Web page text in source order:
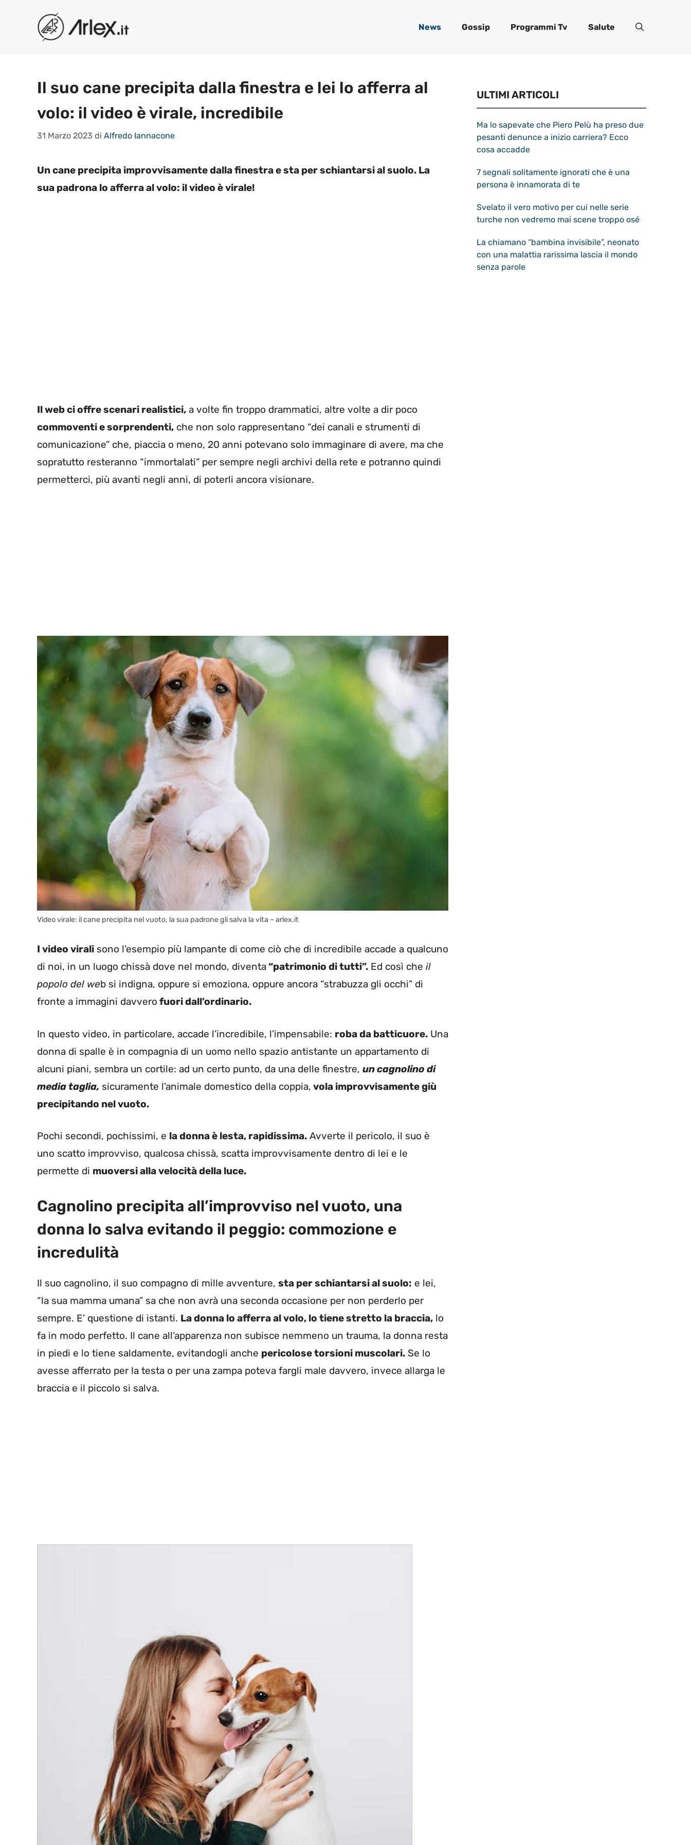
contenuto
News Gossip Programmi Tv Salute
Il suo cane precipita dalla finestra e lei lo afferra al
volo: il video è virale, incredibile
31 Marzo 2023 di Alfredo Iannacone
Un cane precipita improvvisamente dalla finestra e sta per schiantarsi al suolo. La
sua padrona lo afferra al volo: il video è virale!
Il web ci offre scenari realistici, a volte fin troppo drammatici, altre volte a dir poco
commoventi e sorprendenti, che non solo rappresentano “dei canali e strumenti di
comunicazione” che, piaccia o meno, 20 anni potevano solo immaginare di avere, ma che
sopratutto resteranno “immortalati” per sempre negli archivi della rete e potranno quindi
permetterci, più avanti negli anni, di poterli ancora visionare.
Video virale: il cane precipita nel vuoto, la sua padrone gli salva la vita – arlex.it
I video virali sono l’esempio più lampante di come ciò che di incredibile accade a qualcuno
di noi, in un luogo chissà dove nel mondo, diventa“patrimonio di tutti”. Ed così che il
popolo del web si indigna, oppure si emoziona, oppure ancora “strabuzza gli occhi” di
fronte a immagini davvero fuori dall’ordinario.
In questo video, in particolare, accade l’incredibile, l’impensabile: roba da batticuore. Una
donna di spalle è in compagnia di un uomo nello spazio antistante un appartamento di
alcuni piani, sembra un cortile: ad un certo punto, da una delle finestre, un cagnolino di
media taglia, sicuramente l’animale domestico della coppia, vola improvvisamente giù
precipitando nel vuoto.
Pochi secondi, pochissimi, e la donna è lesta, rapidissima. Avverte il pericolo, il suo è
uno scatto improvviso, qualcosa chissà, scatta improvvisamente dentro di lei e le
permette di muoversi alla velocità della luce.
Cagnolino precipita all’improvviso nel vuoto, una
donna lo salva evitando il peggio: commozione e
incredulità
Il suo cagnolino, il suo compagno di mille avventure, sta per schiantarsi al suolo: e lei,
“la sua mamma umana” sa che non avrà una seconda occasione per non perderlo per
sempre. E’ questione di istanti. La donna lo afferra al volo, lo tiene stretto la braccia, lo
fa in modo perfetto. Il cane all’apparenza non subisce nemmeno un trauma, la donna resta
in piedi e lo tiene saldamente, evitandogli anche pericolose torsioni muscolari. Se lo
avesse afferrato per la testa o per una zampa poteva fargli male davvero, invece allarga le
braccia e il piccolo si salva.
ULTIMI ARTICOLI
Ma lo sapevate che Piero Pelù ha preso due
pesanti denunce a inizio carriera? Ecco
cosa accadde
7 segnali solitamente ignorati che è una
persona è innamorata di te
Svelato il vero motivo per cui nelle serie
turche non vedremo mai scene troppo osé
La chiamano “bambina invisibile”, neonato
con una malattia rarissima lascia il mondo
senza parole